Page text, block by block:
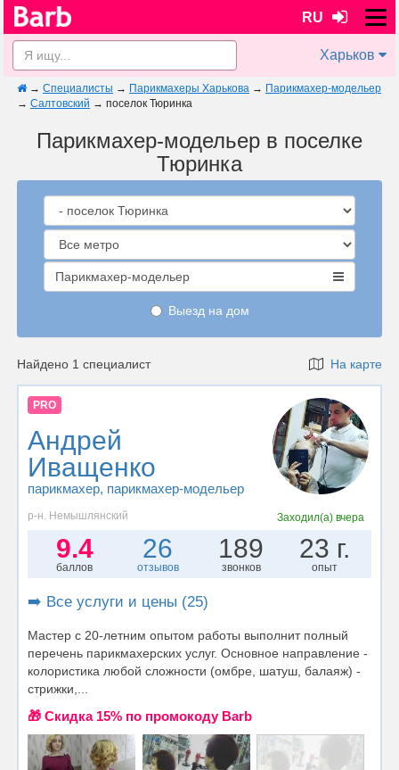
RU
Харьков
→ Специалисты → Парикмахеры Харькова → Парикмахер-модельер
→ Салтовский → поселок Тюринка
Парикмахер-модельер в поселке
Тюринка
Парикмахер-модельер
Выезд на дом
Найдено 1 специалист На карте
PRO
Андрей
Иващенко
парикмахер, парикмахер-модельер
р-н. Немышлянский Заходил(а)вчера
9.4
баллов
26
отзывов
189
звонков
23 г.
опыт
➡️ Все услуги и цены (25)
Мастер с 20-летним опытом работы выполнит полный
перечень парикмахерских услуг. Основное направление -
колористика любой сложности (омбре, шатуш, балаяж) -
стрижки,...
🎁 Cкидка 15% по промокоду Barb